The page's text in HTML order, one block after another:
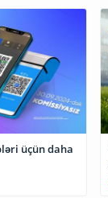
üçün daha